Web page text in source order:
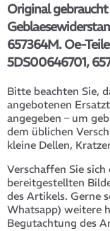
Original
657364M. Oe-
5DS00646701,
Bitte beachten Sie,
angebotenen
angegeben – um
dem üblichen
kleine Dellen,
Verschaffen Sie
bereitgestellten
des Artikels. Gerne
Whatsapp) weitere
Begutachtung des